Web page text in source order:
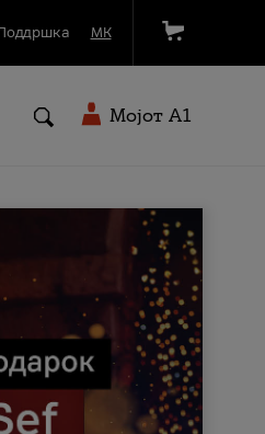
МК
Мојот A1